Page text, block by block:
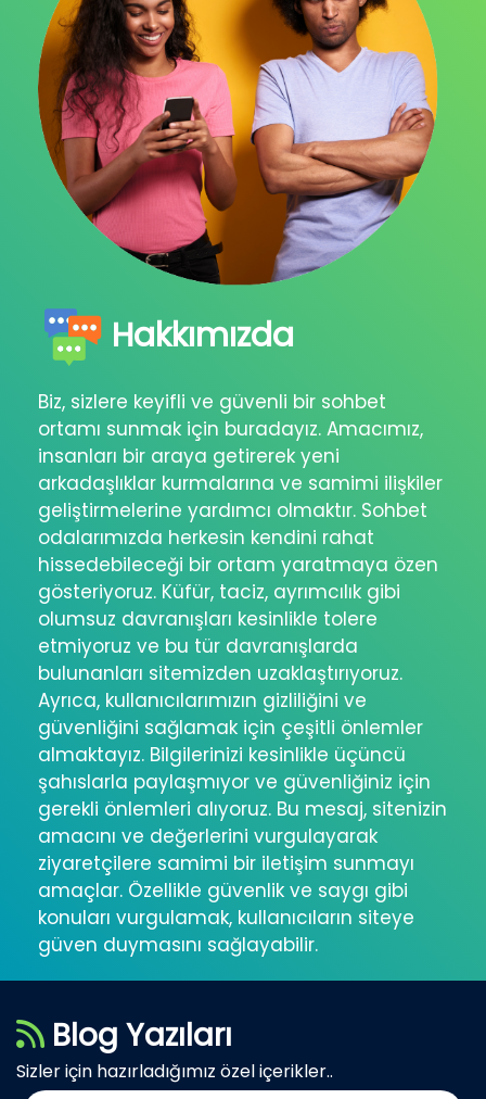
Hakkımızda
Biz, sizlere keyifli ve güvenli bir sohbet
ortamı sunmak için buradayız. Amacımız,
insanları bir araya getirerek yeni
arkadaşlıklar kurmalarına ve samimi ilişkiler
geliştirmelerine yardımcı olmaktır. Sohbet
odalarımızda herkesin kendini rahat
hissedebileceği bir ortam yaratmaya özen
gösteriyoruz. Küfür, taciz, ayrımcılık gibi
olumsuz davranışları kesinlikle tolere
etmiyoruz ve bu tür davranışlarda
bulunanları sitemizden uzaklaştırıyoruz.
Ayrıca, kullanıcılarımızın gizliliğini ve
güvenliğini sağlamak için çeşitli önlemler
almaktayız. Bilgilerinizi kesinlikle üçüncü
şahıslarla paylaşmıyor ve güvenliğiniz için
gerekli önlemleri alıyoruz. Bu mesaj, sitenizin
amacını ve değerlerini vurgulayarak
ziyaretçilere samimi bir iletişim sunmayı
amaçlar. Özellikle güvenlik ve saygı gibi
konuları vurgulamak, kullanıcıların siteye
güven duymasını sağlayabilir.
Blog Yazıları
Sizler için hazırladığımız özel içerikler..